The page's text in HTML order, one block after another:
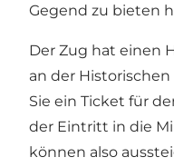
Gegend zu bieten
Der Zug hat einen
an der
Sie ein Ticket für
der Eintritt in die
können also